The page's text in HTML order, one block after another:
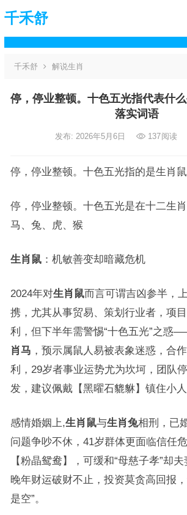
千禾舒
千禾舒 解说生肖
停，停业整顿。十色五光指代表什
落实词语
发布: 2026年5月6日 137阅读
停，停业整顿。十色五光指的是生肖
停，停业整顿。十色五光是在十二生肖
马、兔、虎、猴
生肖鼠：机敏善变却暗藏危机
2024年对生肖鼠而言可谓吉凶参半，
携，尤其从事贸易、策划行业者，项
利，但下半年需警惕“十色五光”之惑
肖马 ，预示属鼠人易被表象迷惑，合
利，29岁者事业运势尤为坎坷，团队
发，建议佩戴【黑曜石貔貅】镇住小人
感情婚姻上,生肖鼠与生肖兔相刑，已
问题争吵不休，41岁群体更面临信任
【粉晶鸳鸯】，可缓和“母慈子孝”却夫
晚年财运破财不止，投资莫贪高回报
是空”。